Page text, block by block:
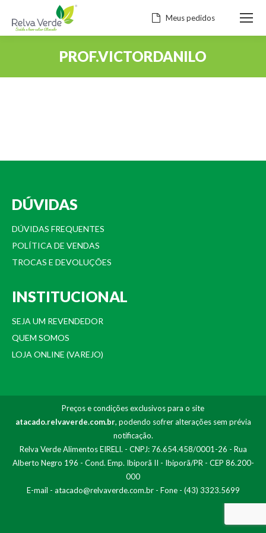
Meus pedidos
PROF.VICTORDANILO
DÚVIDAS
DÚVIDAS FREQUENTES
POLÍTICA DE VENDAS
TROCAS E DEVOLUÇÕES
INSTITUCIONAL
SEJA UM REVENDEDOR
QUEM SOMOS
LOJA ONLINE (VAREJO)
Preços e condições exclusivos para o site
atacado.relvaverde.com.br, podendo sofrer alterações sem prévia
notificação.
Relva Verde Alimentos EIRELI. - CNPJ: 76.654.458/0001-26 - Rua
Alberto Negro 196 - Cond. Emp. Ibiporã II - Ibiporã/PR - CEP 86.200-
000
E-mail - atacado@relvaverde.com.br- Fone - (43) 3323.5699